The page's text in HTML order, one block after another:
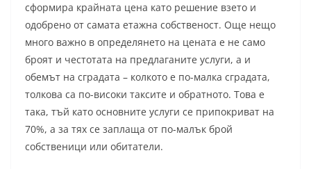
сформира крайната цена като решение взето и
одобрено от самата етажна собственост. Още нещо
много важно в определянето на цената е не само
броят и честотата на предлаганите услуги, а и
обемът на сградата – колкото е по-малка сградата,
толкова са по-високи таксите и обратното. Това е
така, тъй като основните услуги се припокриват на
70%, а за тях се заплаща от по-малък брой
собственици или обитатели.